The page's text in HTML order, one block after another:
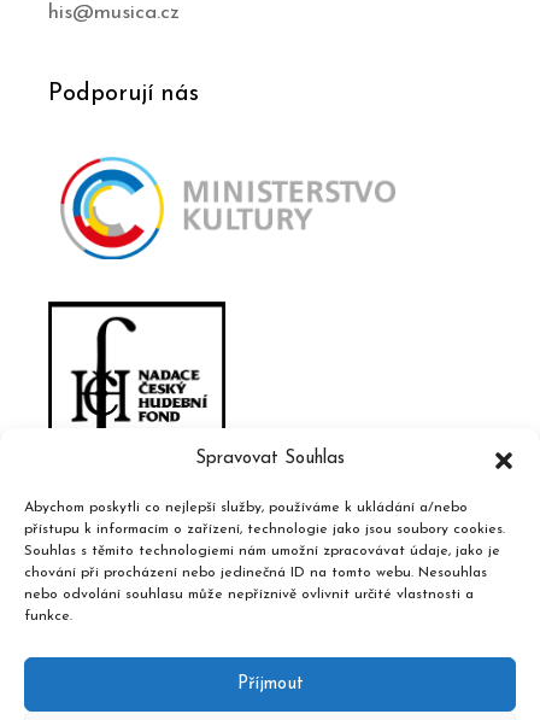
Spravovat Souhlas
Abychom poskytli co nejlepší služby, používáme k ukládání a/nebo
přístupu k informacím o zařízení, technologie jako jsou soubory cookies.
Souhlas s těmito technologiemi nám umožní zpracovávat údaje, jako je
chování při procházení nebo jedinečná ID na tomto webu. Nesouhlas
nebo odvolání souhlasu může nepříznivě ovlivnit určité vlastnosti a
funkce.
Příjmout
his@musica.cz
Podporují nás